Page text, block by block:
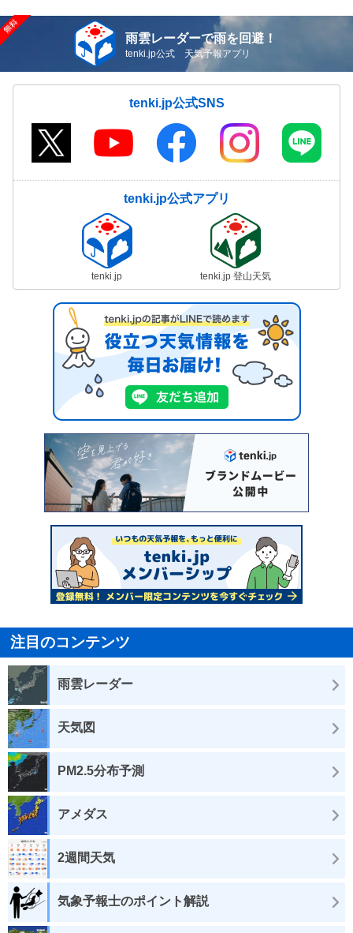
雨雲レーダーで雨を回避！
tenki.jp公式 天気予報アプリ
tenki.jp公式SNS
tenki.jp公式アプリ
tenki.jp tenki.jp 登山天気
注目のコンテンツ
雨雲レーダー
天気図
PM2.5分布予測
アメダス
2週間天気
気象予報士のポイント解説